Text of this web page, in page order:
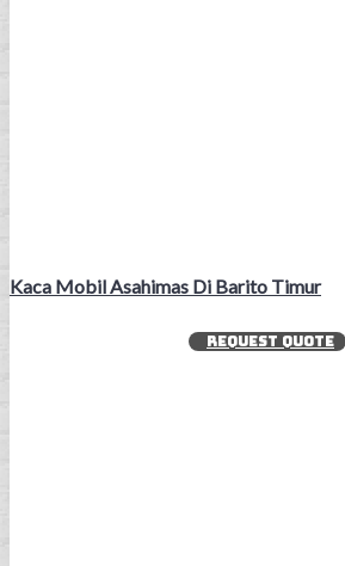
Kaca Mobil Asahimas Di Barito Timur
REQUEST QUOTE